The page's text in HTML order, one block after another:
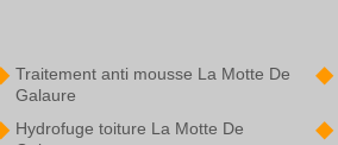
Traitement anti mousse La Motte De
Galaure
Hydrofuge toiture La Motte De